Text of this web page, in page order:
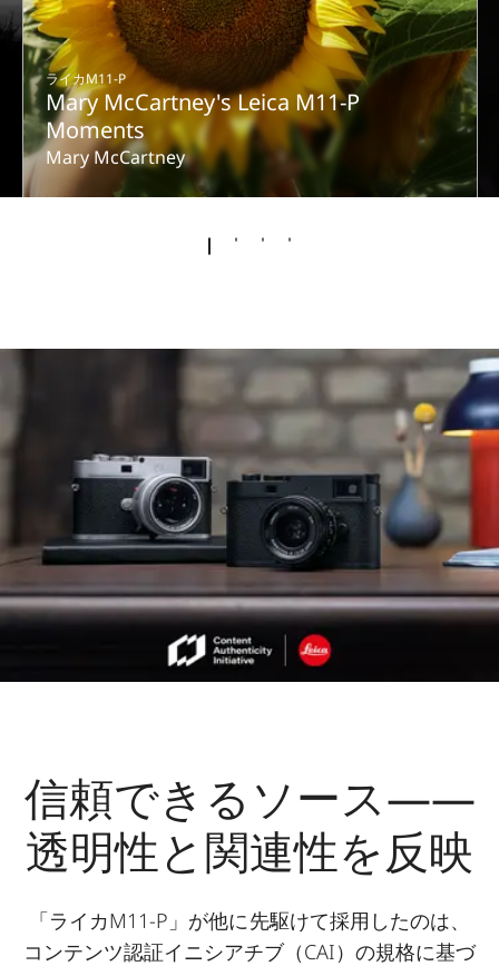
ライカM11-P
Mary McCartney's Leica M11-P
Moments
Mary McCartney
信頼できるソース――
透明性と関連性を反映
「ライカM11-P」が他に先駆けて採用したのは、
コンテンツ認証イニシアチブ（CAI）の規格に基づ